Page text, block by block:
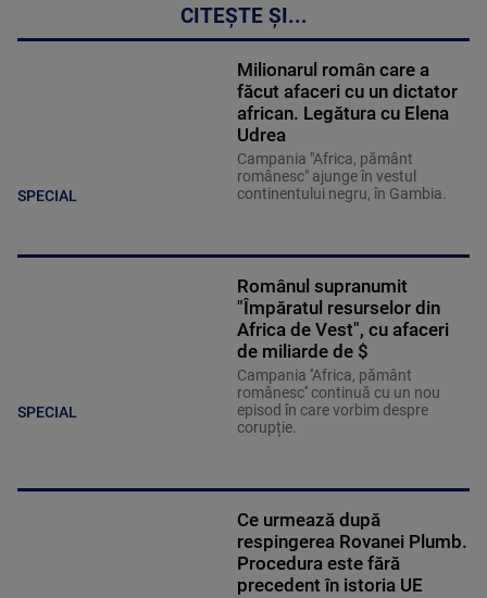
CITEȘTE ȘI...
SPECIAL
Milionarul român care a
făcut afaceri cu un dictator
african. Legătura cu Elena
Udrea
Campania "Africa, pământ
românesc" ajunge în vestul
continentului negru, în Gambia.
SPECIAL
Românul supranumit
"Împăratul resurselor din
Africa de Vest", cu afaceri
de miliarde de $
Campania ''Africa, pământ
românesc'' continuă cu un nou
episod în care vorbim despre
corupție.
Ce urmează după
respingerea Rovanei Plumb.
Procedura este fără
precedent în istoria UE